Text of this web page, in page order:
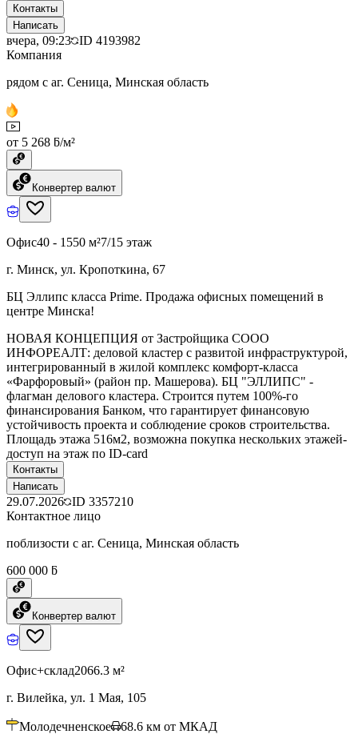
Контакты
Написать
вчера, 09:23 ID 4193982
Компания
рядом с аг. Сеница, Минская область
от 5 268 ƃ/м²
Конвертер валют
Офис40 - 1550 м²7/15 этаж
г. Минск, ул. Кропоткина, 67
БЦ Эллипс класса Prime. Продажа офисных помещений в
центре Минска!
НОВАЯ КОНЦЕПЦИЯ от Застройщика СООО
ИНФОРЕАЛТ: деловой кластер с развитой инфраструктурой,
интегрированный в жилой комплекс комфорт-класса
«Фарфоровый» (район пр. Машерова). БЦ "ЭЛЛИПС" -
флагман делового кластера. Строится путем 100%-го
финансирования Банком, что гарантирует финансовую
устойчивость проекта и соблюдение сроков строительства.
Площадь этажа 516м2, возможна покупка нескольких этажей-
доступ на этаж по ID-card
Контакты
Написать
29.07.2026 ID 3357210
Контактное лицо
поблизости с аг. Сеница, Минская область
600 000 ƃ
Конвертер валют
Офис+склад2066.3 м²
г. Вилейка, ул. 1 Мая, 105
Молодечненское 68.6 км от МКАД